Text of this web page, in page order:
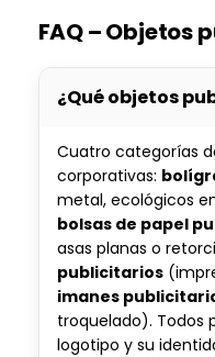
FAQ – Objetos
¿Qué objetos
Cuatro categorías
corporativas:
metal, ecológicos
bolsas de papel
asas planas o
publicitarios
imanes
troquelado). Todos
logotipo y su